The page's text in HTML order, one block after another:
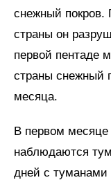
снежный покров.
страны он
первой пентаде
страны снежный
месяца.
В первом месяце
наблюдаются
дней с туманами